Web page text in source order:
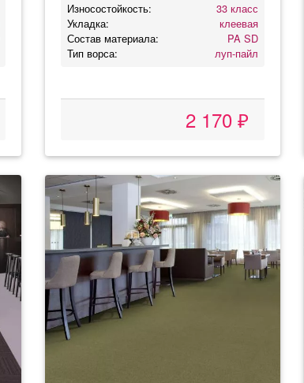
Износостойкость:
33 класс
Укладка:
клеевая
Состав материала:
PA SD
Тип ворса:
луп-пайл
2 170 ₽